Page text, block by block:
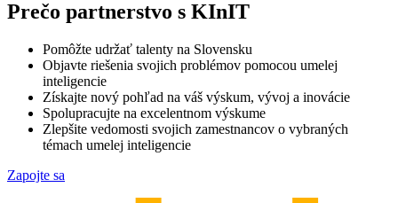
Prečo partnerstvo s KInIT
Pomôžte udržať talenty na Slovensku
Objavte riešenia svojich problémov pomocou umelej
inteligencie
Získajte nový pohľad na váš výskum, vývoj a inovácie
Spolupracujte na excelentnom výskume
Zlepšite vedomosti svojich zamestnancov o vybraných
témach umelej inteligencie
Zapojte sa